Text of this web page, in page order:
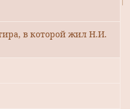
в которой жил Н.И.